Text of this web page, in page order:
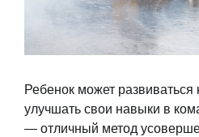
Ребенок может развиваться
улучшать свои навыки в
— отличный метод